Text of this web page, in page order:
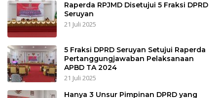
Raperda RPJMD Disetujui 5 Fraksi DPRD
Seruyan
21 Juli 2025
5 Fraksi DPRD Seruyan Setujui Raperda
Pertanggungjawaban Pelaksanaan
APBD TA 2024
21 Juli 2025
Hanya 3 Unsur Pimpinan DPRD yang